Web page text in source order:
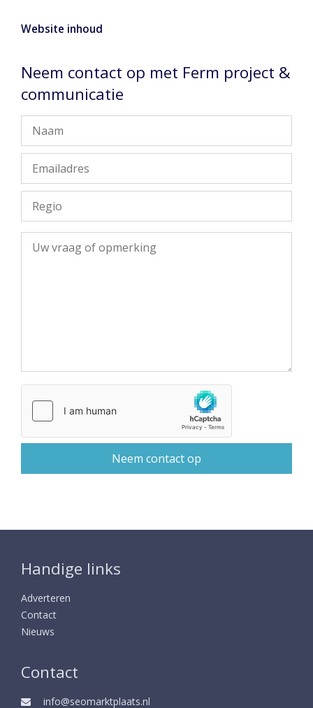
Website inhoud
Neem contact op met Ferm project &
communicatie
Handige links
Adverteren
Contact
Nieuws
Contact
info@seomarktplaats.nl